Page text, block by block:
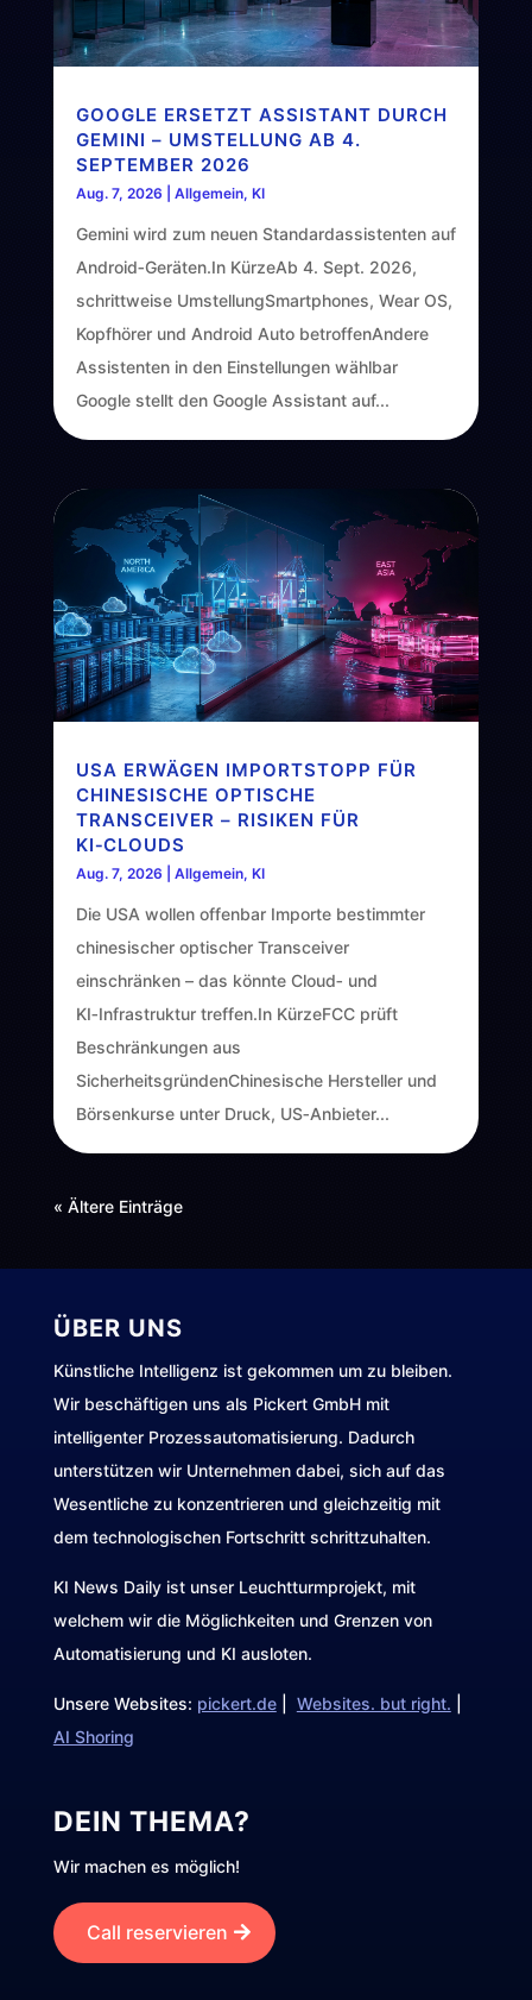
GOOGLE ERSETZT ASSISTANT DURCH
GEMINI – UMSTELLUNG AB 4.
SEPTEMBER 2026
Aug. 7, 2026 Allgemein, KI
Gemini wird zum neuen Standardassistenten auf
Android‑Geräten.In KürzeAb 4. Sept. 2026,
schrittweise UmstellungSmartphones, Wear OS,
Kopfhörer und Android Auto betroffenAndere
Assistenten in den Einstellungen wählbar
Google stellt den Google Assistant auf...
USA ERWÄGEN IMPORTSTOPP FÜR
CHINESISCHE OPTISCHE
TRANSCEIVER – RISIKEN FÜR
KI‑CLOUDS
Aug. 7, 2026 Allgemein, KI
Die USA wollen offenbar Importe bestimmter
chinesischer optischer Transceiver
einschränken – das könnte Cloud‑ und
KI‑Infrastruktur treffen.In KürzeFCC prüft
Beschränkungen aus
SicherheitsgründenChinesische Hersteller und
Börsenkurse unter Druck, US‑Anbieter...
« Ältere Einträge
ÜBER UNS
Künstliche Intelligenz ist gekommen um zu bleiben.
Wir beschäftigen uns als Pickert GmbH mit
intelligenter Prozessautomatisierung. Dadurch
unterstützen wir Unternehmen dabei, sich auf das
Wesentliche zu konzentrieren und gleichzeitig mit
dem technologischen Fortschritt schrittzuhalten.
KI News Daily ist unser Leuchtturmprojekt, mit
welchem wir die Möglichkeiten und Grenzen von
Automatisierung und KI ausloten.
Unsere Websites: pickert.de| Websites. but right.
AI Shoring
DEIN THEMA?
Wir machen es möglich!
Call reservieren